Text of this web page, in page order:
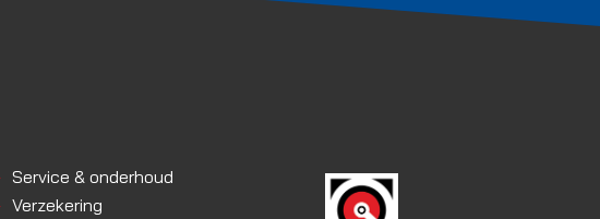
Service & onderhoud
Verzekering